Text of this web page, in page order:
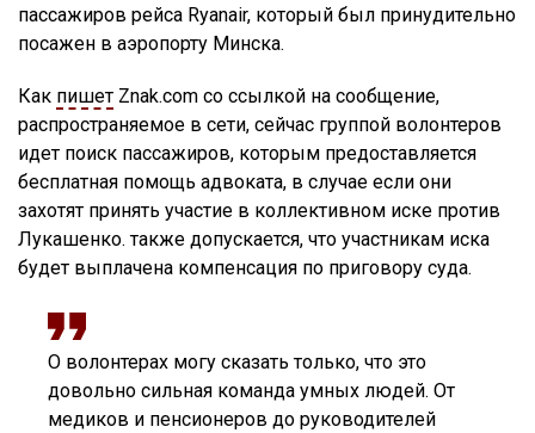
пассажиров рейса Ryanair, который был принудительно
посажен в аэропорту Минска.
Как пишет Znak.com со ссылкой на сообщение,
распространяемое в сети, сейчас группой волонтеров
идет поиск пассажиров, которым предоставляется
бесплатная помощь адвоката, в случае если они
захотят принять участие в коллективном иске против
Лукашенко. также допускается, что участникам иска
будет выплачена компенсация по приговору суда.
О волонтерах могу сказать только, что это
довольно сильная команда умных людей. От
медиков и пенсионеров до руководителей